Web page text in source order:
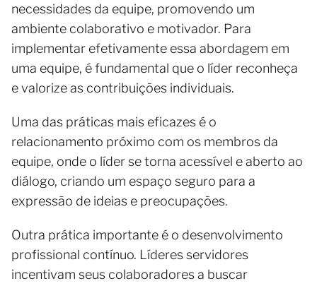
necessidades da equipe, promovendo um
ambiente colaborativo e motivador. Para
implementar efetivamente essa abordagem em
uma equipe, é fundamental que o líder reconheça
e valorize as contribuições individuais.
Uma das práticas mais eficazes é o
relacionamento próximo com os membros da
equipe, onde o líder se torna acessível e aberto ao
diálogo, criando um espaço seguro para a
expressão de ideias e preocupações.
Outra prática importante é o desenvolvimento
profissional contínuo. Líderes servidores
incentivam seus colaboradores a buscar